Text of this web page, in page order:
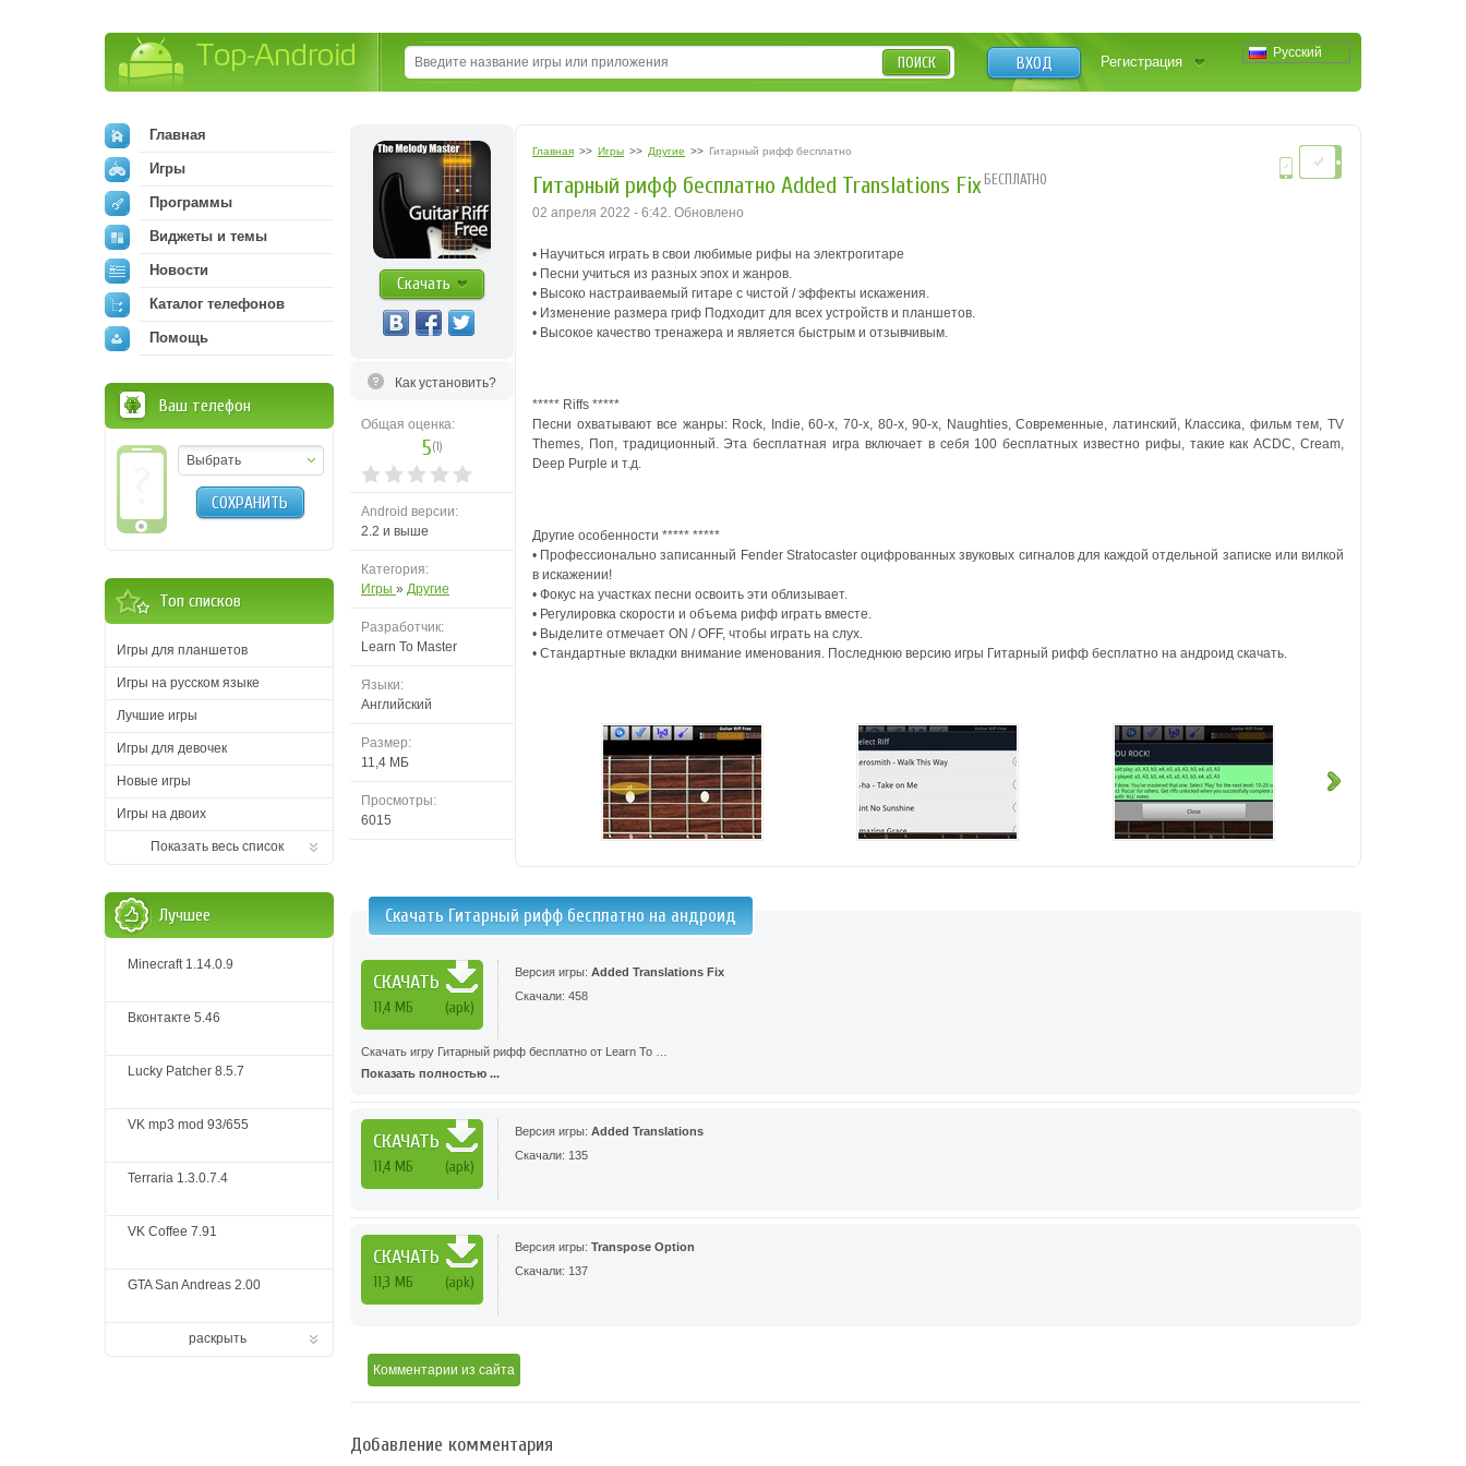
Русский
ВХОД Регистрация
ПОИСК
Скачать
Как установить?
Общая оценка:
5(1)
Android версии:
2.2 и выше
Категория:
Игры » Другие
Разработчик:
Learn To Master
Языки:
Английский
Размер:
11,4 МБ
Просмотры:
6015
Главная >> Игры >> Другие >> Гитарный рифф бесплатно
Гитарный рифф бесплатно Added Translations Fix БЕСПЛАТНО
02 апреля 2022 - 6:42. Обновлено
• Научиться играть в свои любимые рифы на электрогитаре
• Песни учиться из разных эпох и жанров.
• Высоко настраиваемый гитаре с чистой / эффекты искажения.
• Изменение размера гриф Подходит для всех устройств и планшетов.
• Высокое качество тренажера и является быстрым и отзывчивым.
***** Riffs *****
Песни охватывают все жанры: Rock, Indie, 60-х, 70-х, 80-х, 90-х, Naughties, Современные, латинский, Классика, фильм тем, TV
Themes, Поп, традиционный. Эта бесплатная игра включает в себя 100 бесплатных известно рифы, такие как ACDC, Cream,
Deep Purple и т.д.
Другие особенности ***** *****
• Профессионально записанный Fender Stratocaster оцифрованных звуковых сигналов для каждой отдельной записке или вилкой
в искажении!
• Фокус на участках песни освоить эти облизывает.
• Регулировка скорости и объема рифф играть вместе.
• Выделите отмечает ON / OFF, чтобы играть на слух.
• Стандартные вкладки внимание именования. Последнюю версию игры Гитарный рифф бесплатно на андроид скачать.
Скачать Гитарный рифф бесплатно на андроид
СКАЧАТЬ
11,4 МБ (apk)
Версия игры: Added Translations Fix
Скачали: 458
Скачать игру Гитарный рифф бесплатно от Learn To …
Показать полностью ...
СКАЧАТЬ
11,4 МБ (apk)
Версия игры: Added Translations
Скачали: 135
СКАЧАТЬ
11,3 МБ (apk)
Версия игры: Transpose Option
Скачали: 137
Комментарии из сайта
Добавление комментария
Главная
Игры
Программы
Виджеты и темы
Новости
Каталог телефонов
Помощь
Ваш телефон
Выбрать
СОХРАНИТЬ
Топ списков
Игры для планшетов
Игры на русском языке
Лучшие игры
Игры для девочек
Новые игры
Игры на двоих
Показать весь список
Лучшее
Minecraft 1.14.0.9
Вконтакте 5.46
Lucky Patcher 8.5.7
VK mp3 mod 93/655
Terraria 1.3.0.7.4
VK Coffee 7.91
GTA San Andreas 2.00
раскрыть